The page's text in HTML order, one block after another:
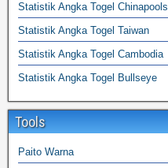
Statistik Angka Togel Chinapools
Statistik Angka Togel Taiwan
Statistik Angka Togel Cambodia
Statistik Angka Togel Bullseye
Tools
Paito Warna